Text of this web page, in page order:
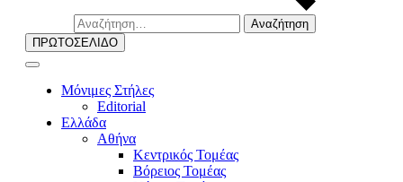
Αναζήτηση
για:
ΠΡΩΤΟΣΕΛΙΔΟ
Μόνιμες Στήλες
Editorial
Ελλάδα
Αθήνα
Κεντρικός Τομέας
Βόρειος Τομέας